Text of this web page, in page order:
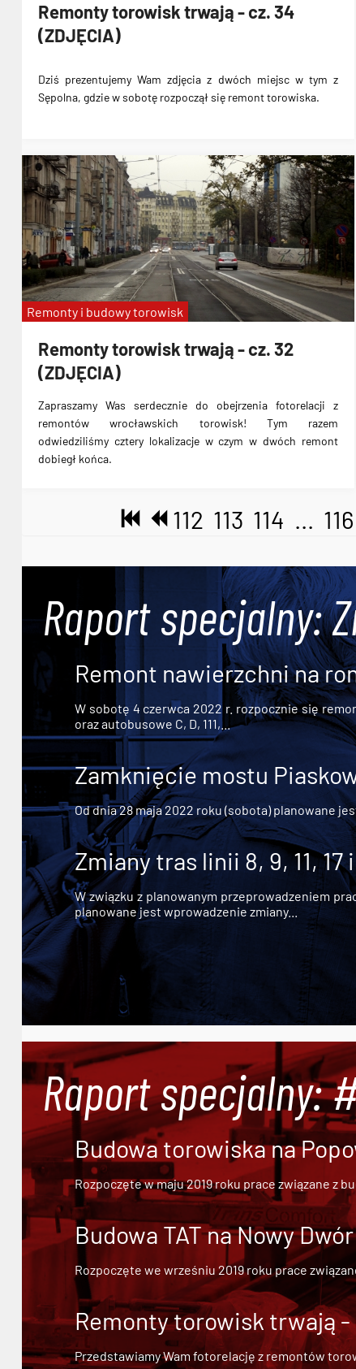
Remonty torowisk trwają - cz. 34
(ZDJĘCIA)
Dziś prezentujemy Wam zdjęcia z dwóch miejsc w tym z
Sępolna, gdzie w sobotę rozpoczął się remont torowiska.
Remonty torowisk trwają - cz. 32
(ZDJĘCIA)
Zapraszamy Was serdecznie do obejrzenia fotorelacji z
remontów wrocławskich torowisk! Tym razem
odwiedziliśmy cztery lokalizacje w czym w dwóch remont
dobiegł końca.
Remonty i budowy torowisk
112 113 114 ... 116
Raport specjalny:
Remont nawierzchni na
W sobotę 4 czerwca 2022 r. rozpocznie się
oraz autobusowe C, D, 111,...
Zamknięcie mostu
Od dnia 28 maja 2022 roku (sobota) planowane
Zmiany tras linii 8, 9, 11, 17
W związku z planowanym przeprowadzeniem
planowane jest wprowadzenie zmiany...
Raport specjalny:
Budowa torowiska na
Rozpoczęte w maju 2019 roku prace związane z
Budowa TAT na Nowy
Rozpoczęte we wrześniu 2019 roku prace
Remonty torowisk trwają -
Przedstawiamy Wam fotorelację z remontów